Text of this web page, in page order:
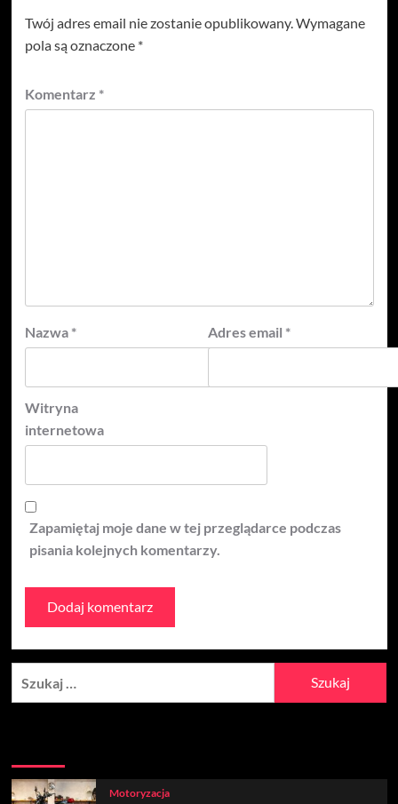
Twój adres email nie zostanie opublikowany.Wymagane
pola są oznaczone *
Komentarz *
Nazwa * Adres email *
Witryna
internetowa
Zapamiętaj moje dane w tej przeglądarce podczas
pisania kolejnych komentarzy.
Motoryzacja